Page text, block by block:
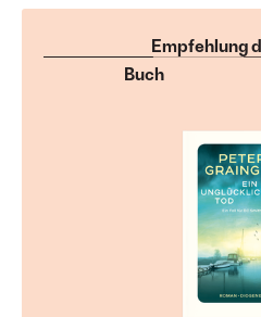
Empfehlung
Buch